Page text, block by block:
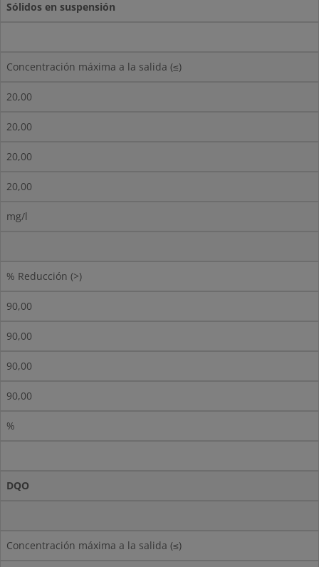
Sólidos en suspensión
Concentración máxima a la salida (≤)
20,00
20,00
20,00
20,00
mg/l
% Reducción (>)
90,00
90,00
90,00
90,00
%
DQO
Concentración máxima a la salida (≤)